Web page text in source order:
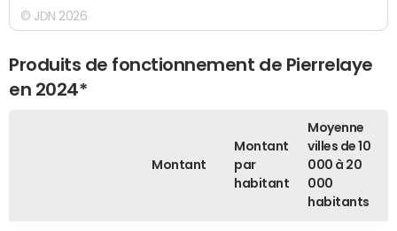
© JDN 2026
Produits de fonctionnement de Pierrelaye
en 2024*
Montant
Montant
par
habitant
Moyenne
villes de 10
000 à 20
000
habitants